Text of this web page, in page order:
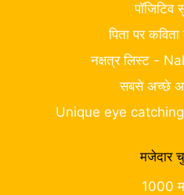
पॉजिटिव
पिता पर
नक्षत्र लिस्ट -
सबसे अच्छे
Unique eye
मजेदार
1000